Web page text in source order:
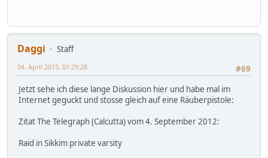
Daggi
Staff
#69
04. April 2015, 01:29:28
Jetzt sehe ich diese lange Diskussion hier und habe mal im
Internet geguckt und stosse gleich auf eine Räuberpistole:
Zitat The Telegraph (Calcutta) vom 4. September 2012:
Raid in Sikkim private varsity